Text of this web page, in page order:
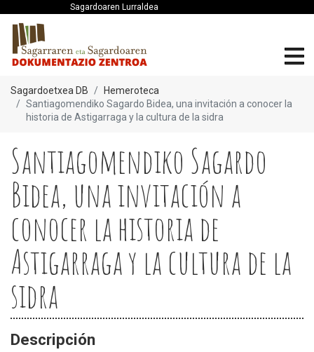
Sagardoaren Lurraldea
Sagardoetxea DB
Hemeroteca
Santiagomendiko Sagardo Bidea, una invitación a conocer la
historia de Astigarraga y la cultura de la sidra
Santiagomendiko Sagardo
Bidea, una invitación a
conocer la historia de
Astigarraga y la cultura de la
sidra
Descripción